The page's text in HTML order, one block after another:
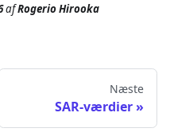
afRogerio Hirooka
Næste
SAR-værdier